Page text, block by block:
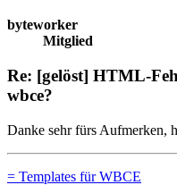
byteworker
Mitglied
Re: [gelöst] HTML-
wbce?
Danke sehr fürs Aufmerken,
= Templates für WBCE